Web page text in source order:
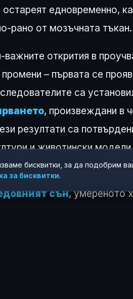
остареят едновременно,
рано от мозъчната тъкан.
важните открития в
промени – първата се
са
, произвеждани в
резултати са
и животински модели.
обръща внимание и на
сън, умереното
бисквитки, за да подобрим
за бисквитки.